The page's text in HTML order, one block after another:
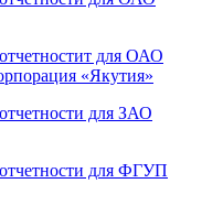
для ОАО
«Якутия»
для ЗАО
для ФГУП